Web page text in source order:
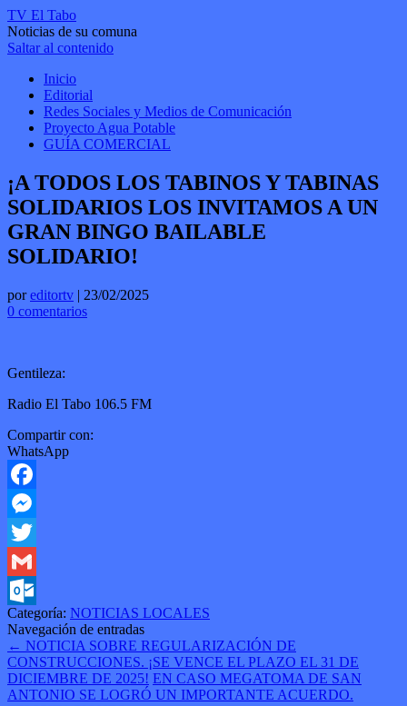
TV El Tabo
Noticias de su comuna
Saltar al contenido
Inicio
Editorial
Redes Sociales y Medios de Comunicación
Proyecto Agua Potable
GUÍA COMERCIAL
¡A TODOS LOS TABINOS Y TABINAS
SOLIDARIOS LOS INVITAMOS A UN
GRAN BINGO BAILABLE
SOLIDARIO!
poreditortv | 23/02/2025
0 comentarios
Gentileza:
Radio El Tabo 106.5 FM
Compartir con:
WhatsApp
Facebook
Messenger
Twitter
Gmail
Outlook.com
Categoría: NOTICIAS LOCALES
Navegación de entradas
← NOTICIA SOBRE REGULARIZACIÓN DE
CONSTRUCCIONES. ¡SE VENCE EL PLAZO EL 31 DE
DICIEMBRE DE 2025! EN CASO MEGATOMA DE SAN
ANTONIO SE LOGRÓ UN IMPORTANTE ACUERDO.